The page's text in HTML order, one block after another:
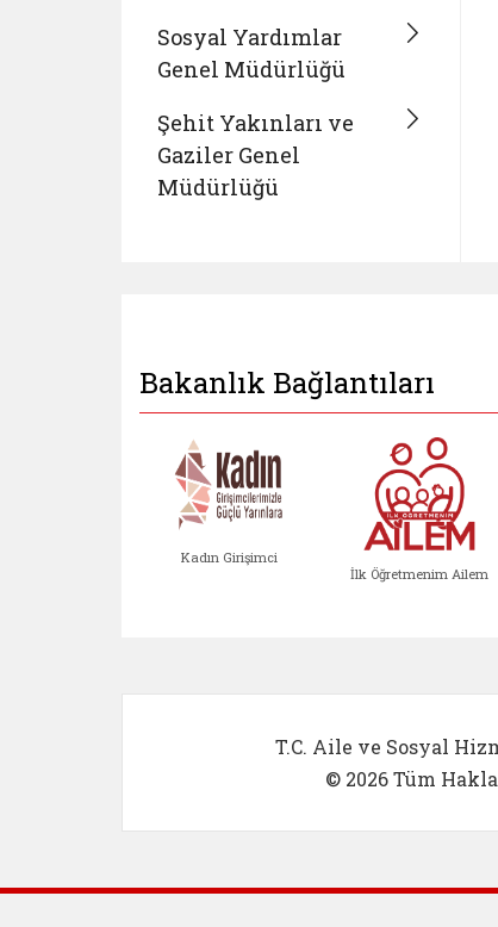
Sosyal Yardımlar
Genel Müdürlüğü
Şehit Yakınları ve
Gaziler Genel
Müdürlüğü
Bakanlık Bağlantıları
Kadın Girişimci
İlk Öğretmenim Ailem
T.C. Aile ve Sosyal
© 2026 Tüm